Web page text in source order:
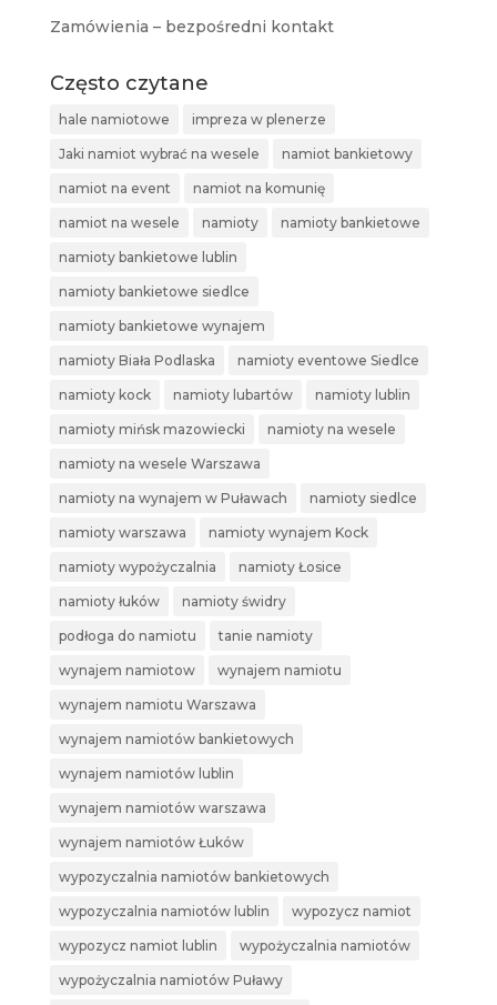
Zamówienia – bezpośredni kontakt
Często czytane
hale namiotowe impreza w plenerze
Jaki namiot wybrać na wesele namiot bankietowy
namiot na event namiot na komunię
namiot na wesele namioty namioty bankietowe
namioty bankietowe lublin
namioty bankietowe siedlce
namioty bankietowe wynajem
namioty Biała Podlaska namioty eventowe Siedlce
namioty kock namioty lubartów namioty lublin
namioty mińsk mazowiecki namioty na wesele
namioty na wesele Warszawa
namioty na wynajem w Puławach namioty siedlce
namioty warszawa namioty wynajem Kock
namioty wypożyczalnia namioty Łosice
namioty łuków namioty świdry
podłoga do namiotu tanie namioty
wynajem namiotow wynajem namiotu
wynajem namiotu Warszawa
wynajem namiotów bankietowych
wynajem namiotów lublin
wynajem namiotów warszawa
wynajem namiotów Łuków
wypozyczalnia namiotów bankietowych
wypozyczalnia namiotów lublin wypozycz namiot
wypozycz namiot lublin wypożyczalnia namiotów
wypożyczalnia namiotów Puławy